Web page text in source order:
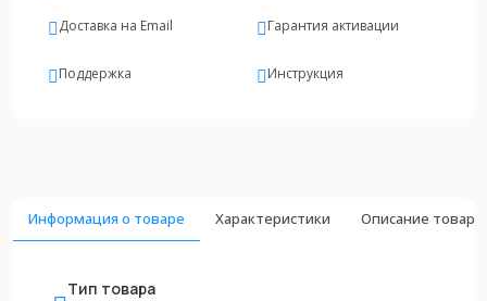
Доставка на Email Гарантия активации
Поддержка Инструкция
Информация о товаре Характеристики Описание товара
Тип товара